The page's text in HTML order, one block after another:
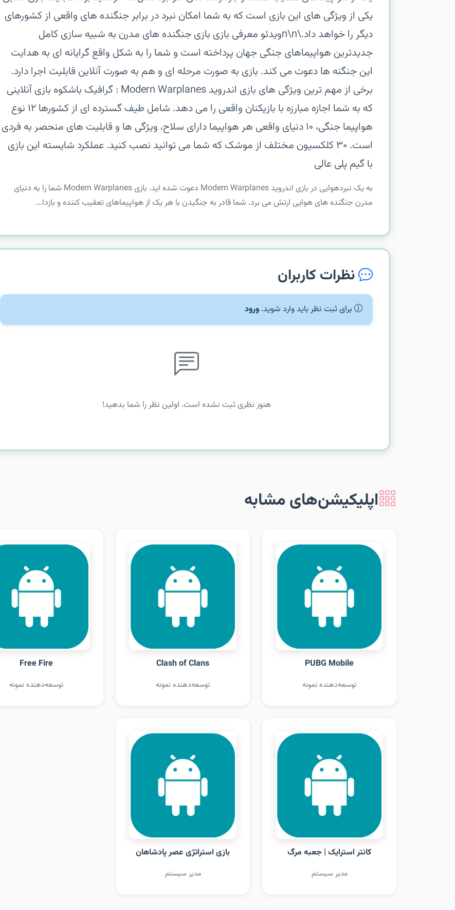
یکی از ویژگی های این بازی است که به شما امکان نبرد در برابر جنگنده های واقعی از کشورهای
دیگر را خواهد داد.\n\nویدئو معرفی بازی‏ بازی جنگنده های مدرن به شبیه سازی کامل
جدیدترین هواپیماهای جنگی جهان پرداخته است و شما را به شکل واقع گرایانه ای به هدایت
این جنگنه ها دعوت می کند. بازی به صورت مرحله ای و هم به صورت آنلاین قابلیت اجرا دارد.‏
برخی از مهم ترین ویژگی های بازی اندروید Modern Warplanes :‏ گرافیک باشکوه‏ بازی آنلاینی
که به شما اجازه مبارزه با بازیکنان واقعی را می دهد.‏ شامل طیف گسترده ای از کشورها‏ ۱۲ نوع
هواپیما جنگی، ۱۰ دنیای واقعی‏ هر هواپیما دارای سلاح، ویژگی ها و قابلیت های منحصر به فردی
است.‏ ۳۰ کلکسیون مختلف از موشک که شما می توانید نصب کنید.‏ عملکرد شایسته این بازی
با گیم پلی عالی
‏‏به یک نبردهوایی در بازی اندروید Modern Warplanes دعوت شده اید.‏ بازی Modern Warplanes شما را به دنیای
مدرن جنگنده های هوایی ارتش می برد. شما قادر به جنگیدن با هر یک از هواپیماهای تعقیب کننده و بازدا...
نظرات کاربران
برای ثبت نظر باید وارد شوید. ورود
هنوز نظری ثبت نشده است. اولین نظر را شما بدهید!
اپلیکیشن‌های مشابه
PUBG Mobile
توسعه‌دهنده نمونه
Clash of Clans
توسعه‌دهنده نمونه
Free Fire
توسعه‌دهنده نمونه
کانتر استرایک | جعبه مرگ
مدیر سیستم
بازی استراتژی عصر پادشاهان
مدیر سیستم